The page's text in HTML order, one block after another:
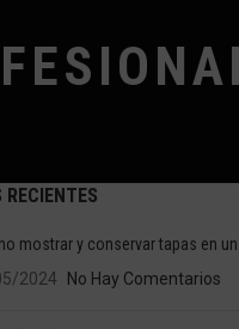
RECIENTES
mostrar y conservar tapas en un
2024
No Hay Comentarios